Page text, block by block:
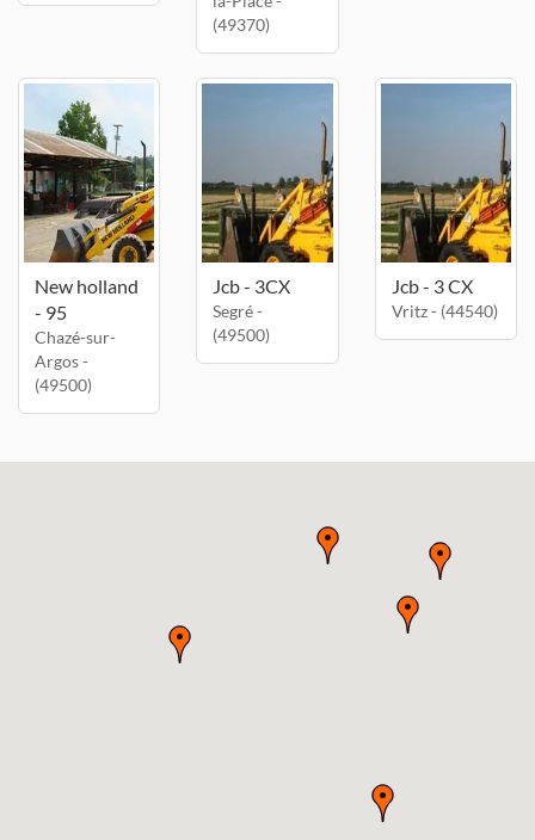
(49370)
New holland
- 95
Chazé-sur-
Argos -
(49500)
Jcb - 3CX
Segré -
(49500)
Jcb - 3 CX
Vritz - (44540)